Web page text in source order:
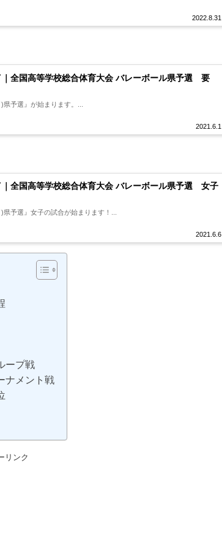
2022.8.31
｜全国高等学校総合体育大会 バレーボール県予選 要
2021.6.1
予選』が始まります。...
｜全国高等学校総合体育大会 バレーボール県予選 女子
2021.6.6
予選』女子の試合が始まります！...
ープ戦
ナメント戦
リンク